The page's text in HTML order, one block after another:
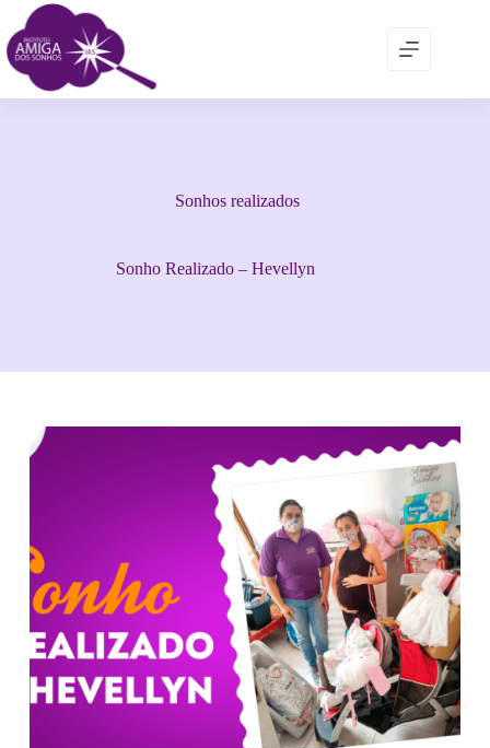
Sonhos realizados
Sonho Realizado – Hevellyn